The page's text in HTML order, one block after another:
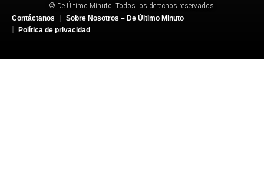
© De Último Minuto. Todos los derechos reservados.
Contáctanos
Sobre Nosotros – De Último Minuto
Política de privacidad